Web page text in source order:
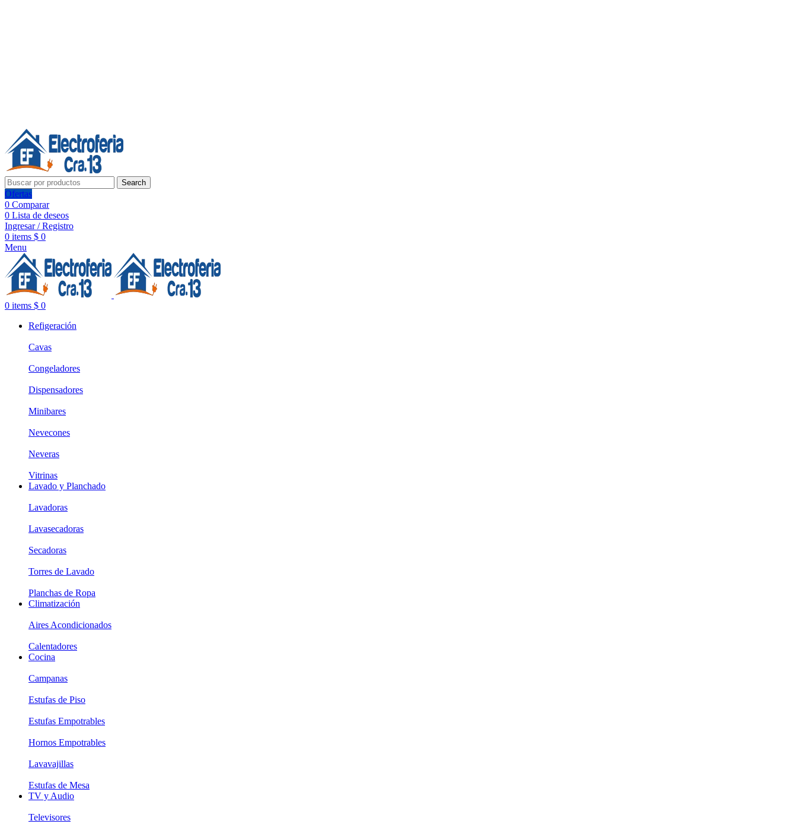
Search
Ofertas
0 Comparar
0 Lista de deseos
Ingresar / Registro
0 items $ 0
Menu
0 items $ 0
Refigeración
Cavas
Congeladores
Dispensadores
Minibares
Nevecones
Neveras
Vitrinas
Lavado y Planchado
Lavadoras
Lavasecadoras
Secadoras
Torres de Lavado
Planchas de Ropa
Climatización
Aires Acondicionados
Calentadores
Cocina
Campanas
Estufas de Piso
Estufas Empotrables
Hornos Empotrables
Lavavajillas
Estufas de Mesa
TV y Audio
Televisores